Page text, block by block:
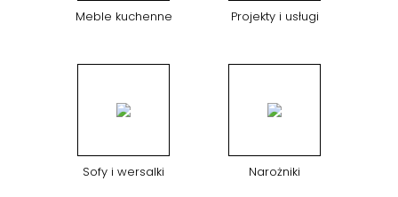
Meble kuchenne Projekty i usługi
Sofy i wersalki Narożniki